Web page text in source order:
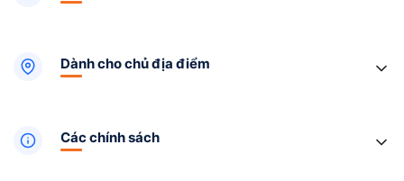
Dành cho chủ địa điểm
Các chính sách